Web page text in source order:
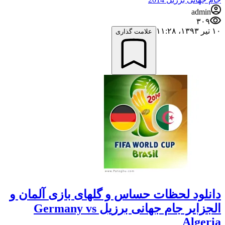
admin
۳۰۹
۱۰ تیر ۱۳۹۳،‏ ۱۱:۲۸
علامت گذاری
دانلود لحظات حساس و گلهای بازی آلمان و
الجزایر جام جهانی برزیل Germany vs
Algeria